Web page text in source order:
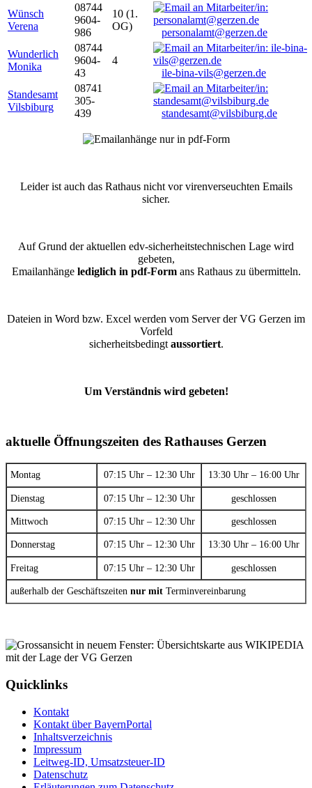
Wünsch
Verena
08744
9604-
986
10 (1.
OG)
personalamt@gerzen.de
Wunderlich
Monika
08744
9604-
43
4
ile-bina-vils@gerzen.de
Standesamt
Vilsbiburg
08741
305-
439
standesamt@vilsbiburg.de
Leider ist auch das Rathaus nicht vor virenverseuchten Emails
sicher.
Auf Grund der aktuellen edv-sicherheitstechnischen Lage wird
gebeten,
Emailanhänge lediglich in pdf-Formans Rathaus zu übermitteln.
Dateien in Word bzw. Excel werden vom Server der VG Gerzen im
Vorfeld
sicherheitsbedingt aussortiert.
Um Verständnis wird gebeten!
aktuelle Öffnungszeiten des Rathauses Gerzen
Montag 07:15 Uhr – 12:30 Uhr 13:30 Uhr – 16:00 Uhr
Dienstag 07:15 Uhr – 12:30 Uhr geschlossen
Mittwoch 07:15 Uhr – 12:30 Uhr geschlossen
Donnerstag 07:15 Uhr – 12:30 Uhr 13:30 Uhr – 16:00 Uhr
Freitag 07:15 Uhr – 12:30 Uhr geschlossen
außerhalb der Geschäftszeiten nur mit Terminvereinbarung
Quicklinks
Kontakt
Kontakt über BayernPortal
Inhaltsverzeichnis
Impressum
Leitweg-ID, Umsatzsteuer-ID
Datenschutz